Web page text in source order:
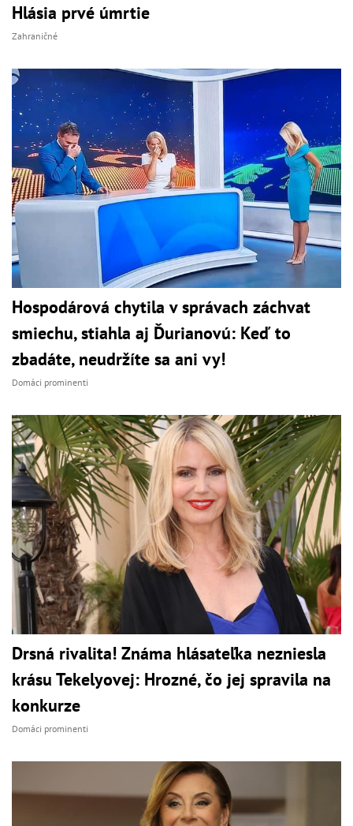
Hlásia prvé úmrtie
Zahraničné
Hospodárová chytila v správach záchvat
smiechu, stiahla aj Ďurianovú: Keď to
zbadáte, neudržíte sa ani vy!
Domáci prominenti
Drsná rivalita! Známa hlásateľka nezniesla
krásu Tekelyovej: Hrozné, čo jej spravila na
konkurze
Domáci prominenti